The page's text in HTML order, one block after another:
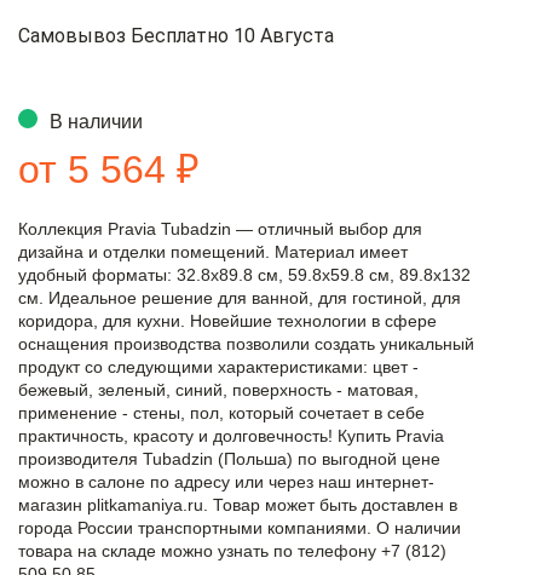
Самовывоз Бесплатно 10 Августа
В наличии
от 5 564 ₽
Коллекция Pravia Tubadzin — отличный выбор для
дизайна и отделки помещений. Материал имеет
удобный форматы: 32.8x89.8 см, 59.8x59.8 см, 89.8x132
см. Идеальное решение для ванной, для гостиной, для
коридора, для кухни. Новейшие технологии в сфере
оснащения производства позволили создать уникальный
продукт со следующими характеристиками: цвет -
бежевый, зеленый, синий, поверхность - матовая,
применение - стены, пол, который сочетает в себе
практичность, красоту и долговечность! Купить Pravia
производителя Tubadzin (Польша) по выгодной цене
можно в салоне по адресу или через наш интернет-
магазин plitkamaniya.ru. Товар может быть доставлен в
города России транспортными компаниями. О наличии
товара на складе можно узнать по телефону +7 (812)